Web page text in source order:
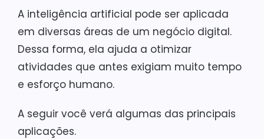
A inteligência artificial pode ser aplicada
em diversas áreas de um negócio digital.
Dessa forma, ela ajuda a otimizar
atividades que antes exigiam muito tempo
e esforço humano.
A seguir você verá algumas das principais
aplicações.